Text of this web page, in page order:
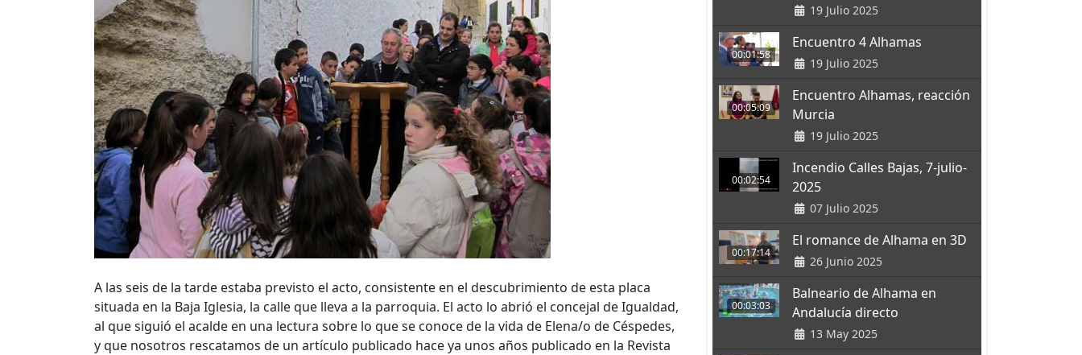
A las seis de la tarde estaba previsto el acto, consistente en el descubrimiento de esta placa
situada en la Baja Iglesia, la calle que lleva a la parroquia. El acto lo abrió el concejal de Igualdad,
al que siguió el acalde en una lectura sobre lo que se conoce de la vida de Elena/o de Céspedes,
y que nosotros rescatamos de un artículo publicado hace ya unos años publicado en la Revista
19 Julio 2025
00:01:58
Encuentro 4 Alhamas
19 Julio 2025
00:05:09
Encuentro Alhamas, reacción
Murcia
19 Julio 2025
00:02:54
Incendio Calles Bajas, 7-julio-
2025
07 Julio 2025
00:17:14
El romance de Alhama en 3D
26 Junio 2025
00:03:03
Balneario de Alhama en
Andalucía directo
13 May 2025